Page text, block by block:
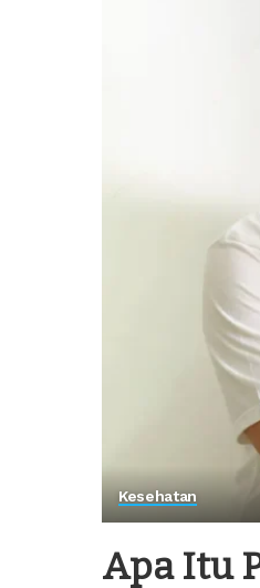
Kesehatan
Apa Itu